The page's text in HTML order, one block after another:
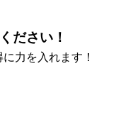
ださい！
力を入れます！